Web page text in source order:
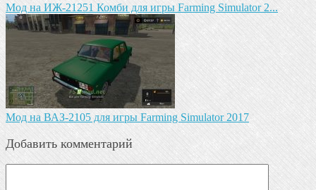
Мод на ИЖ-21251 Комби для игры Farming Simulator 2...
Мод на ВАЗ-2105 для игры Farming Simulator 2017
Добавить комментарий